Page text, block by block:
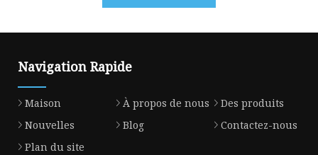
Navigation Rapide
Maison À propos de nous
Des produits
Nouvelles
Blog
Contactez-nous
Plan du site